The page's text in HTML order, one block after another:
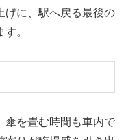
げに、駅へ戻る最後の
。
傘を畳む時間も車内で